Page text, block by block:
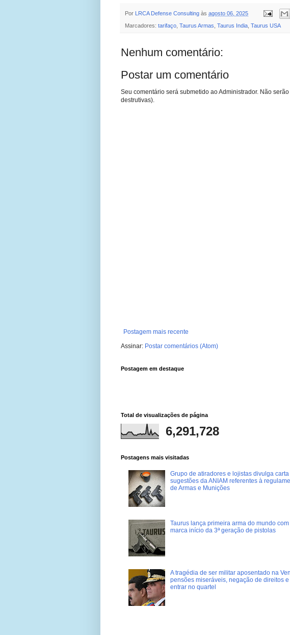
Por LRCA Defense Consulting às agosto 06, 2025
Marcadores: tarifaço Taurus Armas Taurus India Taurus USA
Nenhum comentário:
Postar um comentário
Seu comentário será submetido ao Administrador. Não
destrutivas).
Postagem mais recente
Assinar: Postar comentários (Atom)
Postagem em destaque
Total de visualizações de página
6,291,728
Postagens mais visitadas
Grupo de atiradores e lojistas divulga
sugestões da ANIAM referentes à
de Armas e Munições
Taurus lança primeira arma do mundo
marca início da 3ª geração de pistolas
A tragédia de ser militar aposentado na
pensões miseráveis, negação de direitos
entrar no quartel